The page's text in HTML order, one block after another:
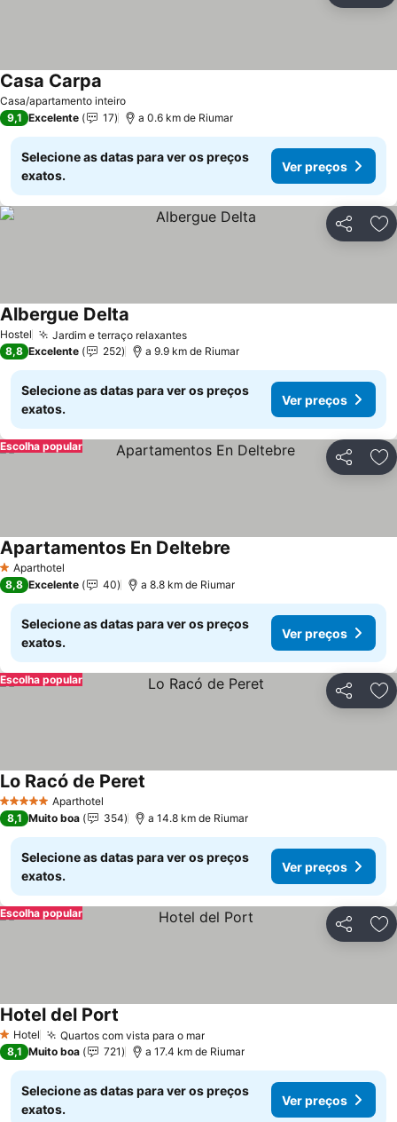
Casa/apartamento inteiro
Casa Carpa
9,1 Excelente 17 a 0.6 km de Riumar
Selecione as datas para ver os preços
exatos.
Ver preços
Partilhar
Hostel Jardim e terraço relaxantes
Albergue Delta
8,8 Excelente 252 a 9.9 km de Riumar
Selecione as datas para ver os preços
exatos.
Ver preços
Partilhar
Escolha popular
1 Estrelas
Aparthotel
Apartamentos En Deltebre
8,8 Excelente 40 a 8.8 km de Riumar
Selecione as datas para ver os preços
exatos.
Ver preços
Partilhar
Escolha popular
5 Estrelas Aparthotel
Lo Racó de Peret
8,1 Muito boa 354 a 14.8 km de Riumar
Selecione as datas para ver os preços
exatos.
Ver preços
Partilhar
Escolha popular
1 Estrelas
Hotel Quartos com vista para o mar
Hotel del Port
8,1 Muito boa 721 a 17.4 km de Riumar
Selecione as datas para ver os preços
exatos.
Ver preços